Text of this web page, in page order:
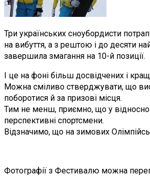
Три українських сноубордисти
на вибуття, а з рештою і до десяти
завершила змагання на 10-й позиції.
І це на фоні більш досвідчених і
Можна сміливо стверджувати, що
поборотися й за призові місця.
Тим не менш, приємно, що у відносно
перспективні спортсмени.
Відзначимо, що на зимових
Фотографії з Фестивалю можна